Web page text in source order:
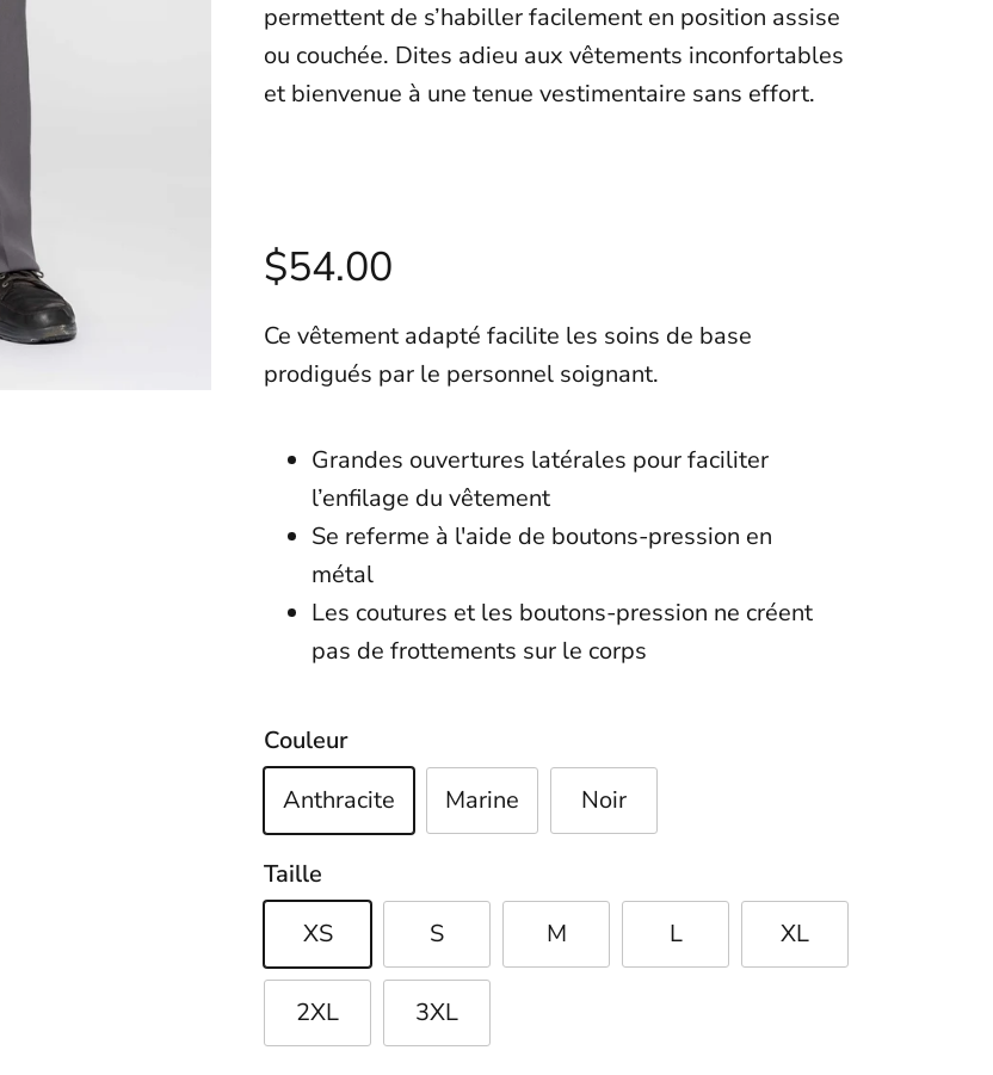
permettent de s’habiller facilement en position assise
ou couchée. Dites adieu aux vêtements inconfortables
et bienvenue à une tenue vestimentaire sans effort.
$54.00
Ce vêtement adapté facilite les soins de base
prodigués par le personnel soignant.
Grandes ouvertures latérales pour faciliter
l’enfilage du vêtement
Se referme à l'aide de boutons-pression en
métal
Les coutures et les boutons-pression ne créent
pas de frottements sur le corps
Couleur
Anthracite
Marine Noir
Taille
XS
S M L XL
2XL 3XL